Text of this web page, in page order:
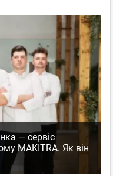
— сервіс
MAKITRA. Як він